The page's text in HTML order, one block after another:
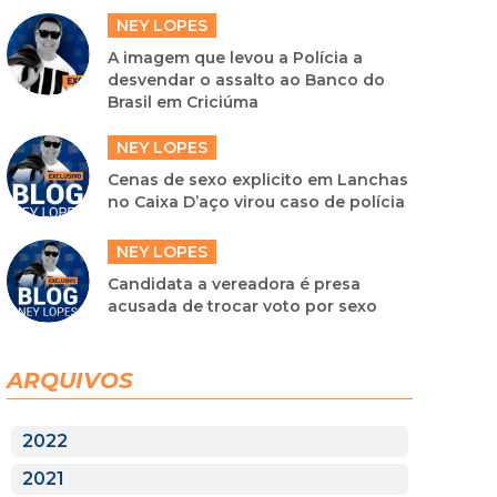
NEY LOPES
A imagem que levou a Polícia a
desvendar o assalto ao Banco do
Brasil em Criciúma
NEY LOPES
Cenas de sexo explicito em Lanchas
no Caixa D’aço virou caso de polícia
NEY LOPES
Candidata a vereadora é presa
acusada de trocar voto por sexo
ARQUIVOS
2022
2021